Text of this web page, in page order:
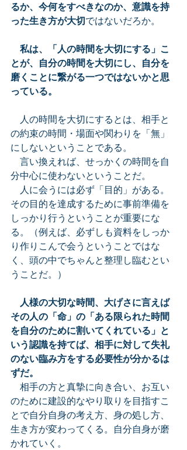
るか、今何をすべきなのか、意識を持
った生き方が大切ではないだろか。
私は、「人の時間を大切にする」こ
とが、自分の時間を大切にし、自分を
磨くことに繋がる一つではないかと思
っている。
人の時間を大切にするとは、相手と
の約束の時間・場面や関わりを「無」
にしないということである。
言い換えれば、せっかくの時間を自
分中心に使わないということだ。
人に会うには必ず「目的」がある。
その目的を達成するために事前準備を
しっかり行うということが重要にな
る。（例えば、必ずしも資料をしっか
り作りこんで会うということではな
く、頭の中でちゃんと整理し臨むとい
うことだ。）
人様の大切な時間、大げさに言えば
その人の「命」の「ある限られた時間
を自分のために割いてくれている」と
いう認識を持てば、相手に対して失礼
のない臨み方をする必要性が分かるは
ずだ。
相手の方と真摯に向き合い、お互い
のために建設的なやり取りを目指すこ
とで自分自身の考え方、身の処し方、
生き方が変わってくる。自分自身が磨
かれていく。